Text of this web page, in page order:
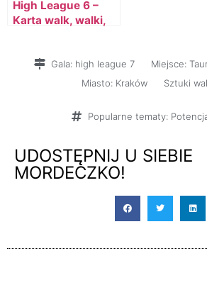
High League 6 –
Karta walk, walki,
(darmowe kody)
Gala: high league 7 Miejsce:
Miasto: Kraków Sztuki
Popularne tematy:
UDOSTĘPNIJ U SIEBIE
MORDECZKO!